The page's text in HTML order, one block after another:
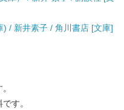
/ 新井素子 / 角川書店 [文庫]
す。